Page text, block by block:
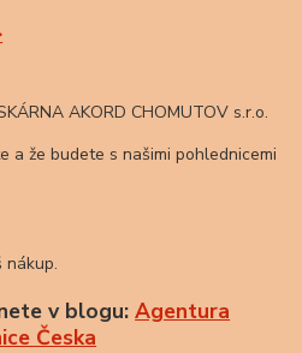
AKORD CHOMUTOV s.r.o.
a že budete s našimi pohlednicemi
nákup.
v blogu:Agentura
Česka